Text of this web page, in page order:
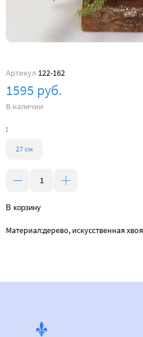
Артикул 122-162
1595 руб.
В наличии
:
27 см
В корзину
Материал:дерево, искусственная хвоя